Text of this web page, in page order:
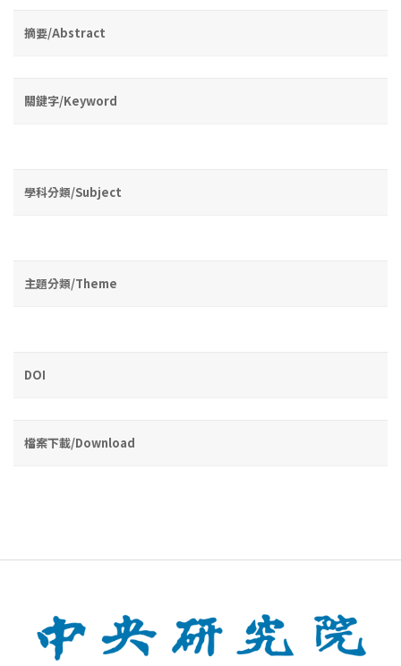
摘要/Abstract
關鍵字/Keyword
學科分類/Subject
主題分類/Theme
DOI
檔案下載/Download